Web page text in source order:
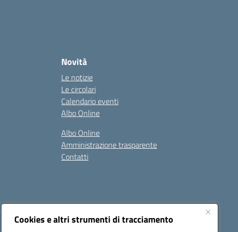
Cookies e altri strumenti di tracciamento
Novità
Le notizie
Le circolari
Calendario eventi
Albo Online
Albo Online
Amministrazione trasparente
Contatti